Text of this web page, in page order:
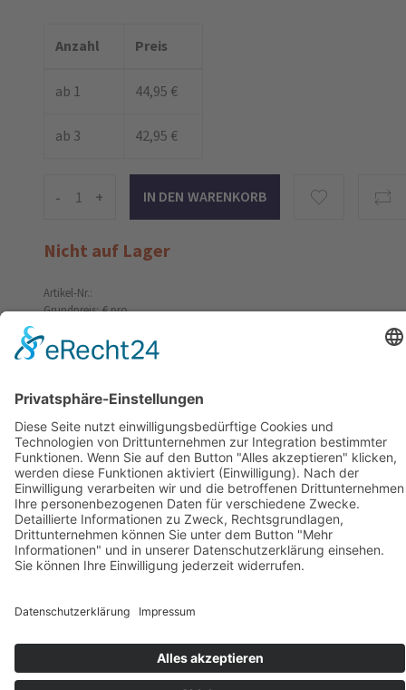
Anzahl Preis
ab 1 44,95 €
ab 3 42,95 €
- +
Nicht auf Lager
Artikel-Nr.:
Grundpreis: €pro
Beschreibung
Verzehrempfehlung
Inhaltsstoffe/Zusammensetzung